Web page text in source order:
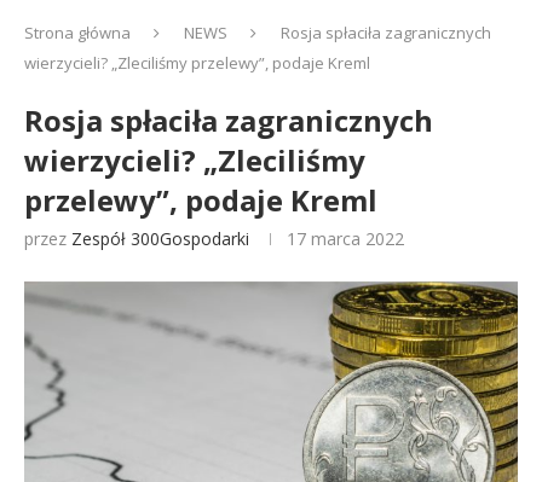
Strona główna NEWS
Rosja spłaciła zagranicznych
wierzycieli? „Zleciliśmy przelewy”, podaje Kreml
Rosja spłaciła zagranicznych
wierzycieli? „Zleciliśmy
przelewy”, podaje Kreml
przez Zespół 300Gospodarki 17 marca 2022